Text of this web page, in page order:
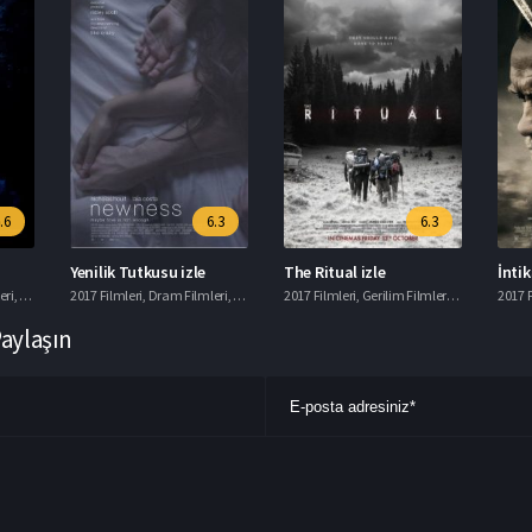
, Korku Filmleri ,Macera Filmleri
6.3
Yenilik Tutkusu izle
2017 Filmleri, Dram Filmleri, Romantik Filmler
6.3
The Ritual izle
2017 Filmleri, Gerilim Filmleri , Gizem2017